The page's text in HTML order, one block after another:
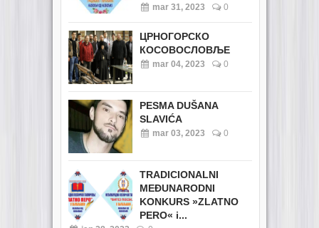
mar 31, 2023 0
ЦРНОГОРСКО
КОСОВОСЛОВЉЕ
mar 04, 2023 0
PESMA DUŠANA
SLAVIĆA
mar 03, 2023 0
TRADICIONALNI
MEĐUNARODNI
KONKURS »ZLATNO
PERO« i...